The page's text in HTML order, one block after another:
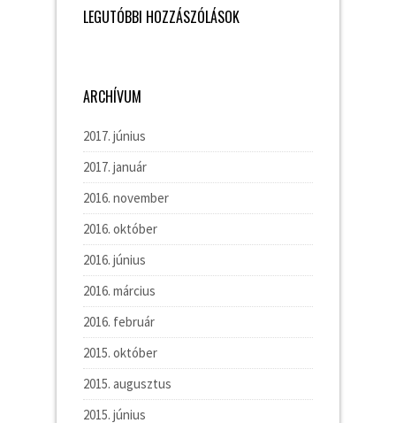
LEGUTÓBBI HOZZÁSZÓLÁSOK
ARCHÍVUM
2017. június
2017. január
2016. november
2016. október
2016. június
2016. március
2016. február
2015. október
2015. augusztus
2015. június